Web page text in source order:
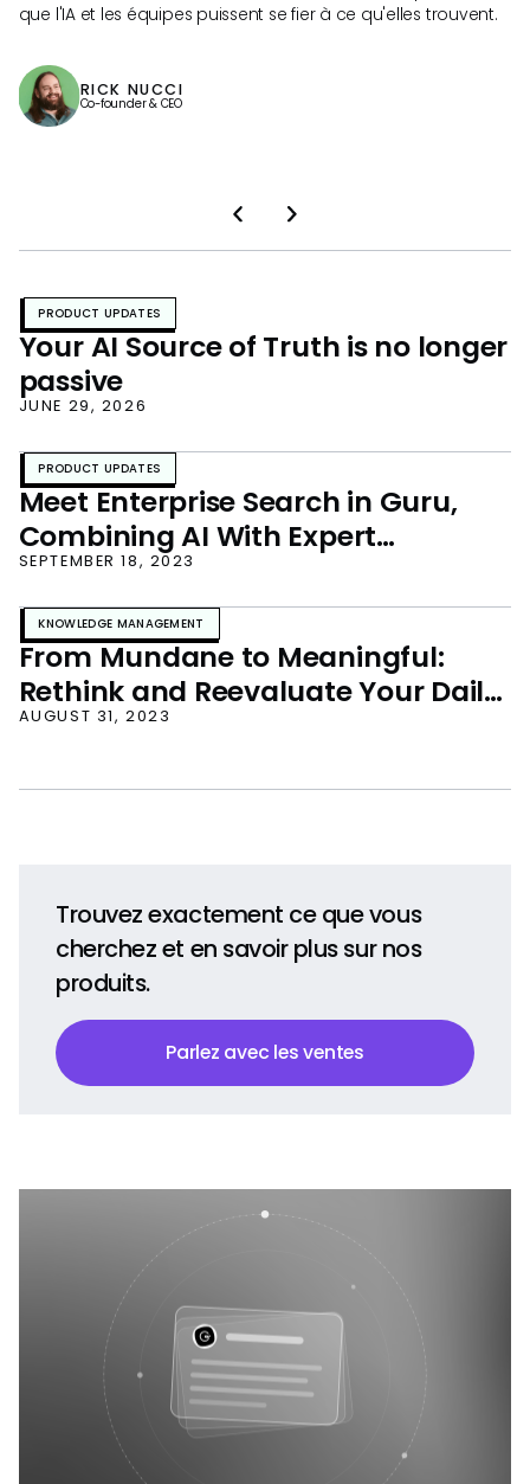
que l'IA et les équipes puissent se fier à ce qu'elles trouvent.
RICK NUCCI
Co-founder & CEO
PRODUCT UPDATES
Your AI Source of Truth is no longer
passive
JUNE 29, 2026
PRODUCT UPDATES
Meet Enterprise Search in Guru,
Combining AI With Expert
Verification to Give Teams Instant
Answers They Can Trust
SEPTEMBER 18, 2023
KNOWLEDGE MANAGEMENT
From Mundane to Meaningful:
Rethink and Reevaluate Your Daily
Standup Meeting
AUGUST 31, 2023
Trouvez exactement ce que vous
cherchez et en savoir plus sur nos
produits.
Parlez avec les ventes